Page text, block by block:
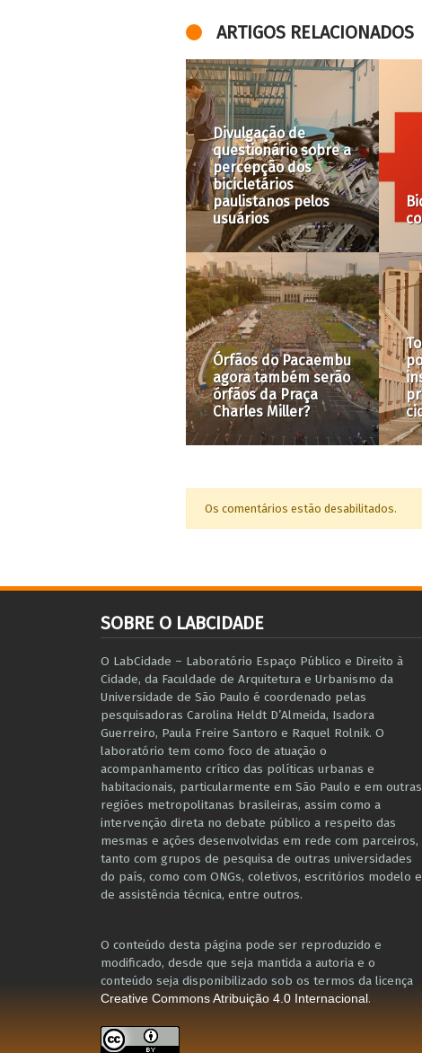
ARTIGOS RELACIONADOS
Ministério da Saúde
retira dados que
permitiam a
territorialização da
pandemia
Compra bilionária de
moradias em São
Paulo: solução para o
déficit habitacional
ou para o setor
imobiliário?
Os comentários estão desabilitados.
SOBRE O LABCIDADE
O LabCidade – Laboratório Espaço Público e Direito à
Cidade, da Faculdade de Arquitetura e Urbanismo da
Universidade de São Paulo é coordenado pelas
pesquisadoras Carolina Heldt D’Almeida, Isadora
Guerreiro, Paula Freire Santoro e Raquel Rolnik. O
laboratório tem como foco de atuação o
acompanhamento crítico das políticas urbanas e
habitacionais, particularmente em São Paulo e ​em outras
regiões metropolitanas brasileiras, assim como a
intervenção direta no debate público a respeito das
mesmas e ações desenvolvidas em r​e​de com parceiros,
tanto com grupos de pesquisa ​de outras universidades
do país, como com ONGs, coletivos, escritórios modelo e
de assistência técnica​, entre outros​.
O conteúdo desta página pode ser reproduzido e
modificado, desde que seja mantida a autoria e o
conteúdo seja disponibilizado sob os termos da licença
Creative Commons Atribuição 4.0 Internacional.